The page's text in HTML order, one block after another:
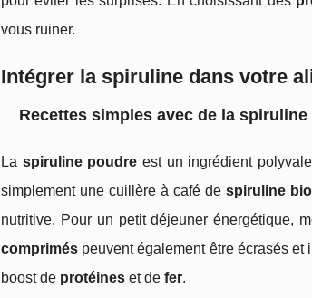
vous ruiner.
Intégrer la spiruline dans votre
Recettes simples avec de la
La spiruline poudre est un ingrédient
simplement une cuillère à café de spiruline bio
nutritive. Pour un petit déjeuner énergétique,
comprimés peuvent également être écrasés et
boost de protéines et de fer.